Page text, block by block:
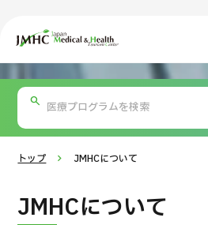
ジャパン・メディカル＆ヘルスツーリズ
日本の医療について
部位・疾病
で探す
検査・術式・
方法で探す
PICK UP PROGRAM
トップ JMHCについて
JMHCについて